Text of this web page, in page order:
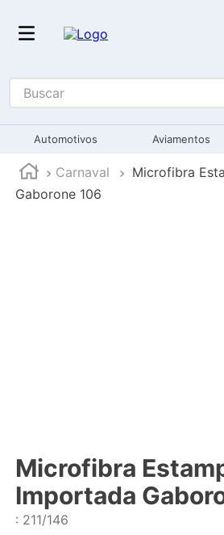
Buscar
Automotivos Aviamentos
Carnaval
Microfibra
Gaborone 106
Microfibra
Importada
: 211/146